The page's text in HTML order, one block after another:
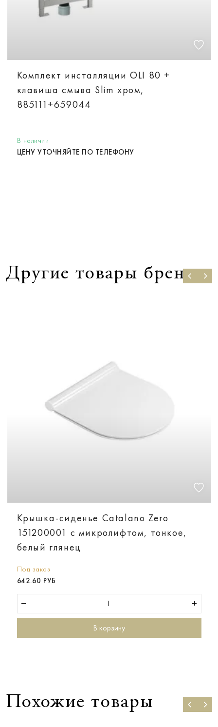
Комплект инсталляции OLI 80 +
клавиша смыва Slim хром,
885111+659044
В наличии
ЦЕНУ УТОЧНЯЙТЕ ПО ТЕЛЕФОНУ
Другие товары бренда
Крышка-сиденье Catalano Zero
151200001 с микролифтом, тонкое,
белый глянец
Под заказ
642.60 РУБ
В корзину
Похожие товары